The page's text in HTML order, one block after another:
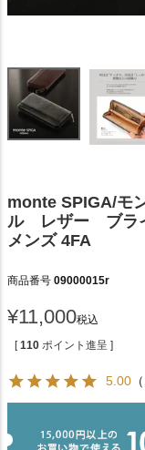
monte SPIGA/モ
ル レザー ブラ
メンズ 4FA
商品番号 09000015r
¥11,000税込
[ 110 ポイント進呈 ]
5.00